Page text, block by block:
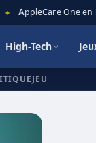
◆ AppleCare One en
High-Tech